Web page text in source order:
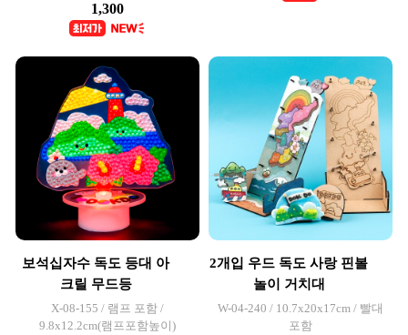
1,300
보석십자수 독도 등대 아
크릴 무드등
X-08-155 / 램프 포함 /
9.8x12.2cm(램프포함높이)
2개입 우드 독도 사랑 핀볼
놀이 거치대
W-04-240 / 10.7x20x17cm / 빨대
포함